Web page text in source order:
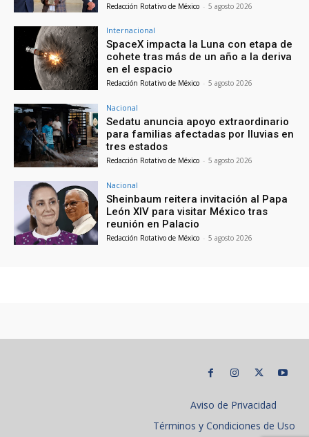
Redacción Rotativo de México - 5 agosto 2026
Internacional
SpaceX impacta la Luna con etapa de
cohete tras más de un año a la deriva
en el espacio
Redacción Rotativo de México - 5 agosto 2026
Nacional
Sedatu anuncia apoyo extraordinario
para familias afectadas por lluvias en
tres estados
Redacción Rotativo de México - 5 agosto 2026
Nacional
Sheinbaum reitera invitación al Papa
León XIV para visitar México tras
reunión en Palacio
Redacción Rotativo de México - 5 agosto 2026
Aviso de Privacidad
Términos y Condiciones de Uso